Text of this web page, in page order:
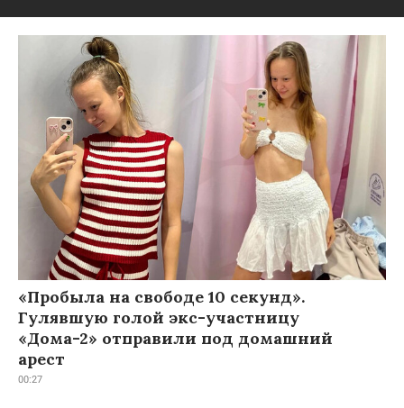
«Пробыла на свободе 10 секунд».
Гулявшую голой экс-участницу
«Дома-2» отправили под домашний
арест
00:27